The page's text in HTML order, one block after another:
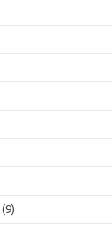
(9)